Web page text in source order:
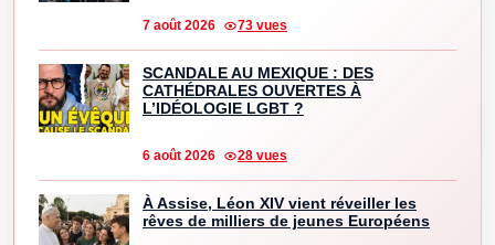
7 août 2026 73 vues
SCANDALE AU MEXIQUE : DES
CATHÉDRALES OUVERTES À
L’IDÉOLOGIE LGBT ?
6 août 2026 28 vues
À Assise, Léon XIV vient réveiller les
rêves de milliers de jeunes Européens